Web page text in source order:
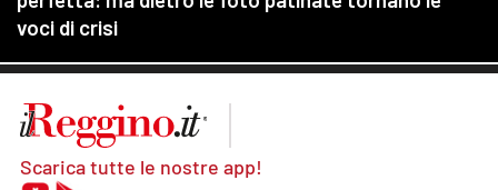
Scarica tutte le nostre app!